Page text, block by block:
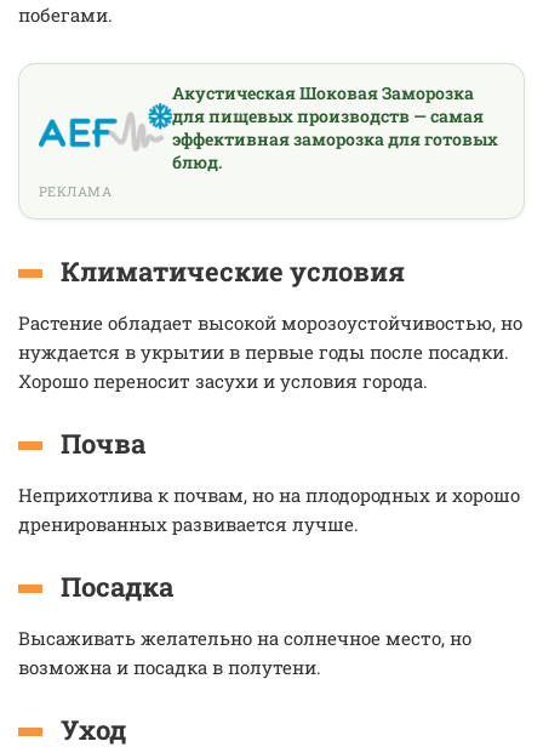
побегами.
Акустическая Шоковая Заморозка
для пищевых производств — самая
эффективная заморозка для готовых
блюд.
РЕКЛАМА
Климатические условия
Растение обладает высокой морозоустойчивостью, но
нуждается в укрытии в первые годы после посадки.
Хорошо переносит засухи и условия города.
Почва
Неприхотлива к почвам, но на плодородных и хорошо
дренированных развивается лучше.
Посадка
Высаживать желательно на солнечное место, но
возможна и посадка в полутени.
Уход